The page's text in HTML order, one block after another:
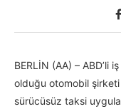
BERLİN (AA) – ABD’li
olduğu otomobil
sürücüsüz taksi